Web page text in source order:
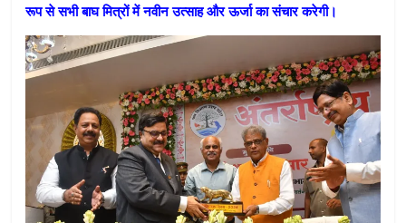
रूप से सभी बाघ मित्रों में नवीन उत्साह और ऊर्जा का संचार करेगी।